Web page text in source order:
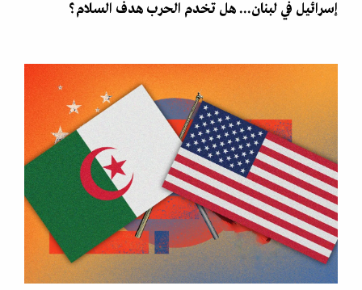
إسرائيل في لبنان... هل تخدم الحرب هدف السلام؟